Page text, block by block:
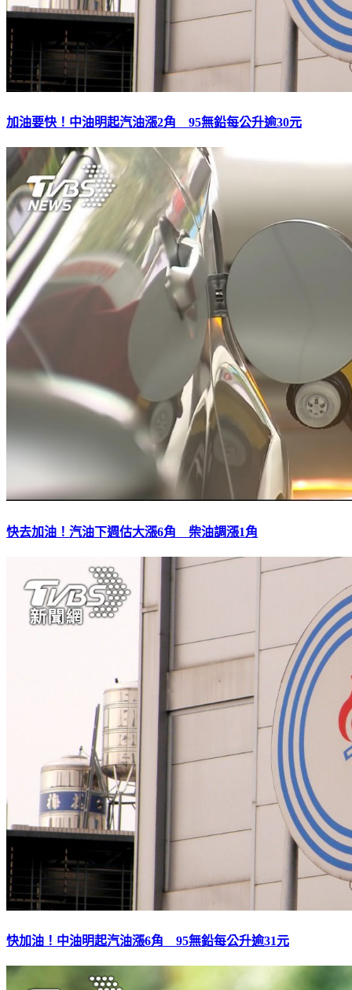
加油要快！中油明起汽油漲2角 95無鉛每公升逾30元
快去加油！汽油下週估大漲6角 柴油調漲1角
快加油！中油明起汽油漲6角 95無鉛每公升逾31元